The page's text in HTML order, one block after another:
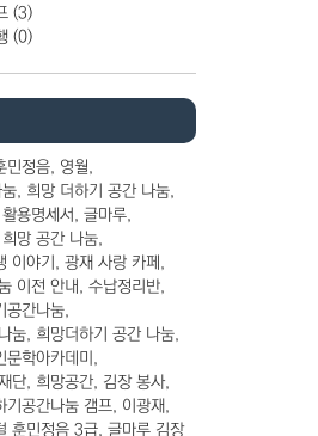
(3)
(0)
민정음 영월
희망 더하기 공간 나눔
용명세서
글마루
희망 공간 나눔
이야기
광재 사랑 카페
이전 안내
수납정리반
공간나눔
눔 희망더하기 공간 나눔
문학아카데미
단 희망공간 김장 봉사
기공간나눔 갬프 이광재
훈민정음 3급 글마루 김장